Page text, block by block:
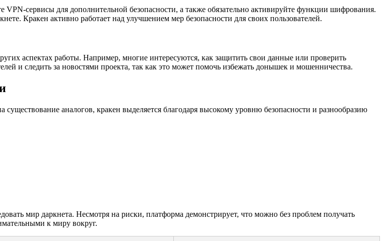
сервисы для дополнительной безопасности, а также обязательно активируйте функции шифрования.
Кракен активно работает над улучшением мер безопасности для своих пользователей.
аспектах работы. Например, многие интересуются, как защитить свои данные или проверить
и следить за новостями проекта, так как это может помочь избежать донышек и мошенничества.
аналогов, кракен выделяется благодаря высокому уровню безопасности и разнообразию
мир даркнета. Несмотря на риски, платформа демонстрирует, что можно без проблем получать
к миру вокруг.